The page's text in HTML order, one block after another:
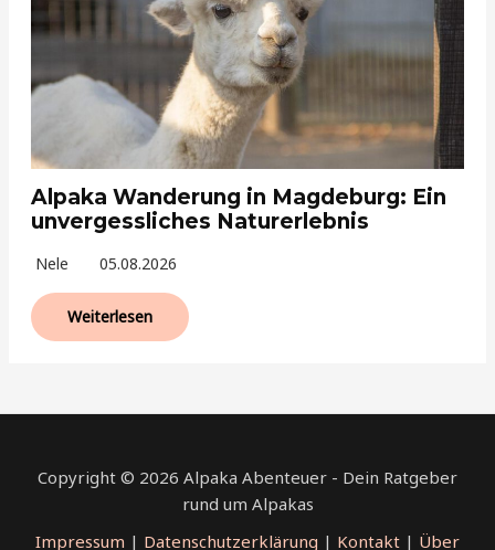
Alpaka Wanderung in Magdeburg: Ein
unvergessliches Naturerlebnis
Nele 05.08.2026
Weiterlesen
Copyright © 2026 Alpaka Abenteuer - Dein Ratgeber
rund um Alpakas
Impressum | Datenschutzerklärung | Kontakt | Über